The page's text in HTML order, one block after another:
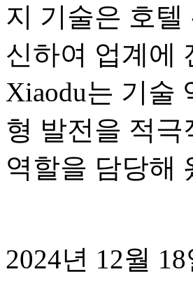
지 기술은 호
신하여 업계에
Xiaodu는 기술
형 발전을 적
역할을 담당해
2024년 12월